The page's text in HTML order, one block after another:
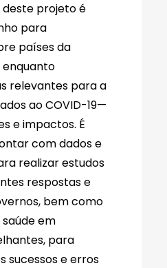
deste projeto é
para
países da
enquanto
relevantes para a
ao COVID-19—
e impactos. É
com dados e
realizar estudos
respostas e
bem como
em
para
sucessos e erros